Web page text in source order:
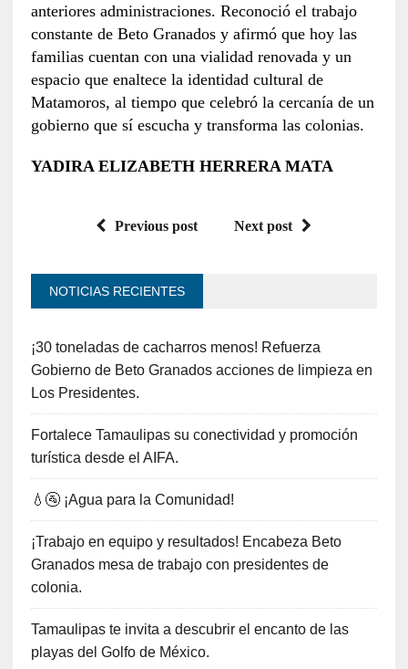
anteriores administraciones. Reconoció el trabajo
constante de Beto Granados y afirmó que hoy las
familias cuentan con una vialidad renovada y un
espacio que enaltece la identidad cultural de
Matamoros, al tiempo que celebró la cercanía de un
gobierno que sí escucha y transforma las colonias.
YADIRA ELIZABETH HERRERA MATA
Previous post Next post
NOTICIAS RECIENTES
¡30 toneladas de cacharros menos! Refuerza
Gobierno de Beto Granados acciones de limpieza en
Los Presidentes.
Fortalece Tamaulipas su conectividad y promoción
turística desde el AIFA.
💧🚰 ¡Agua para la Comunidad!
¡Trabajo en equipo y resultados! Encabeza Beto
Granados mesa de trabajo con presidentes de
colonia.
Tamaulipas te invita a descubrir el encanto de las
playas del Golfo de México.